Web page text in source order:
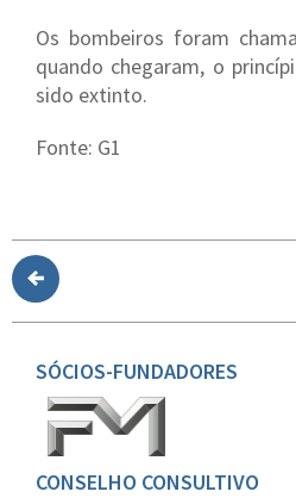
Os bombeiros foram
quando chegaram, o
sido extinto.
Fonte: G1
SÓCIOS-FUNDADORES
CONSELHO CONSULTIVO